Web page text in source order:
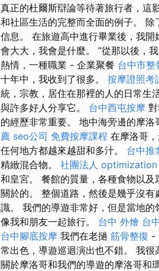
真正的杜爾斯辯論等待著旅行者，這
和社區生活的完整而全面的例子。
信息。 在旅遊高中進行畢業後，我
會大大，我會是什麼。 ”從那以後，
熱情，一種職業 - 企業聚餐 台中市整
十年中，我收到了很多。 按摩證照考
統，宗教，居住在那裡的人的日常生
與許多好人分享它。 台中西屯按摩
的經歷非常重要。 地中海旁邊的摩
薦 seo公司 免費按摩課程 在摩洛哥
任何地方都越來越甜和多汁。 台中推
精緻混合物。 社團法人 optimization
和皇宮。 餐館的質量，各種食物以
關於的。 整個道路，然後是幾乎沒
識。 我們的導遊非常好，但是當地的
像我和朋友一起旅行。 台中 外燴 台
台中腳底按摩 我們在老撾 筋骨整復 -
常出色，導遊巡迴演出也不錯。 我很
關於摩洛哥和我們的導遊的摩洛哥和